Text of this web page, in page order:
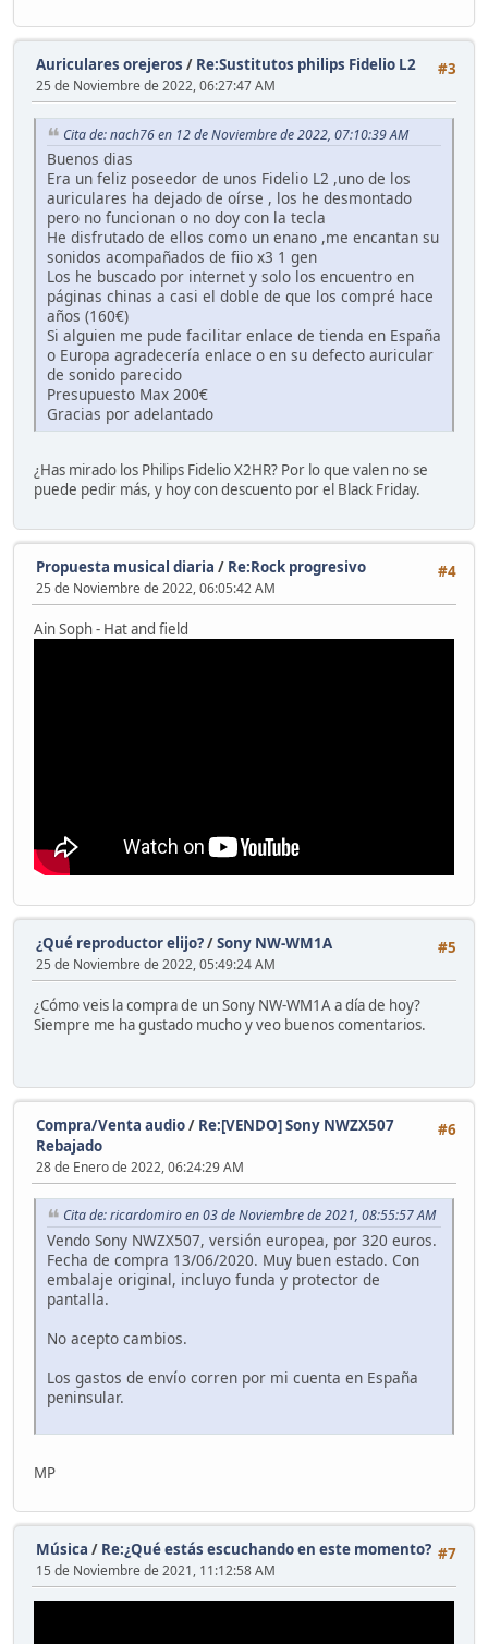
#3
Auriculares orejeros / Re:Sustitutos philips Fidelio L2
25 de Noviembre de 2022, 06:27:47 AM
Cita de: nach76 en 12 de Noviembre de 2022, 07:10:39 AM
Buenos dias
Era un feliz poseedor de unos Fidelio L2 ,uno de los
auriculares ha dejado de oírse , los he desmontado
pero no funcionan o no doy con la tecla
He disfrutado de ellos como un enano ,me encantan su
sonidos acompañados de fiio x3 1 gen
Los he buscado por internet y solo los encuentro en
páginas chinas a casi el doble de que los compré hace
años (160€)
Si alguien me pude facilitar enlace de tienda en España
o Europa agradecería enlace o en su defecto auricular
de sonido parecido
Presupuesto Max 200€
Gracias por adelantado
¿Has mirado los Philips Fidelio X2HR? Por lo que valen no se
puede pedir más, y hoy con descuento por el Black Friday.
#4
Propuesta musical diaria / Re:Rock progresivo
25 de Noviembre de 2022, 06:05:42 AM
Ain Soph - Hat and field
#5
¿Qué reproductor elijo?/Sony NW-WM1A
25 de Noviembre de 2022, 05:49:24 AM
¿Cómo veis la compra de un Sony NW-WM1A a día de hoy?
Siempre me ha gustado mucho y veo buenos comentarios.
#6
Compra/Venta audio/ Re:[VENDO] Sony NWZX507
Rebajado
28 de Enero de 2022, 06:24:29 AM
Cita de: ricardomiro en 03 de Noviembre de 2021, 08:55:57 AM
Vendo Sony NWZX507, versión europea, por 320 euros.
Fecha de compra 13/06/2020. Muy buen estado. Con
embalaje original, incluyo funda y protector de
pantalla.
No acepto cambios.
Los gastos de envío corren por mi cuenta en España
peninsular.
MP
#7
Música / Re:¿Qué estás escuchando en este momento?
15 de Noviembre de 2021, 11:12:58 AM